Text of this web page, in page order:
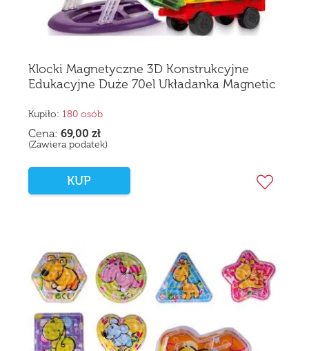
Klocki Magnetyczne 3D Konstrukcyjne
Edukacyjne Duże 70el Układanka Magnetic
Kupiło: 180 osób
Cena: 69,00 zł
(Zawiera podatek)
KUP